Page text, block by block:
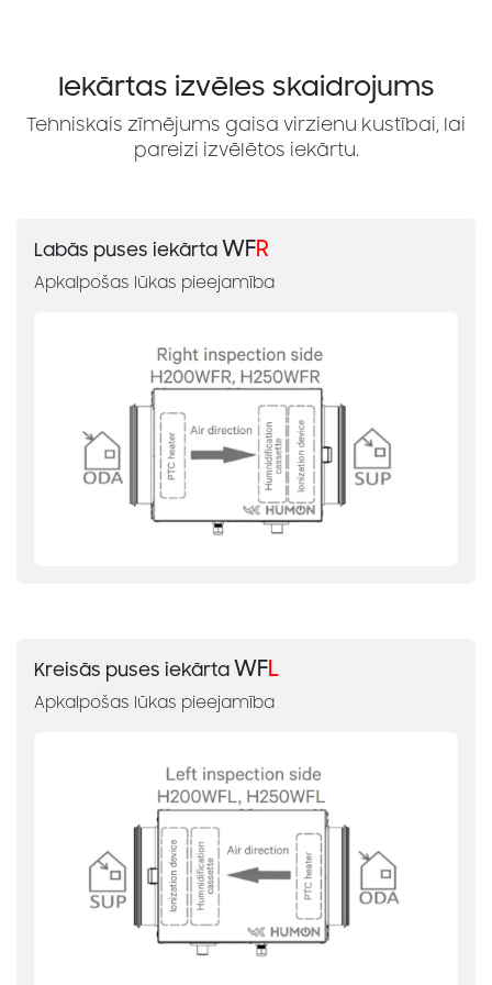
Iekārtas izvēles skaidrojums
Tehniskais zīmējums gaisa virzienu kustībai, lai
pareizi izvēlētos iekārtu.
Labās puses iekārta WFR
Apkalpošas lūkas pieejamība
Kreisās puses iekārta WFL
Apkalpošas lūkas pieejamība